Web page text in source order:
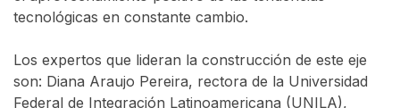
tecnológicas en constante cambio.
Los expertos que lideran la construcción de este eje
son: Diana Araujo Pereira, rectora de la Universidad
Federal de Integración Latinoamericana (UNILA),